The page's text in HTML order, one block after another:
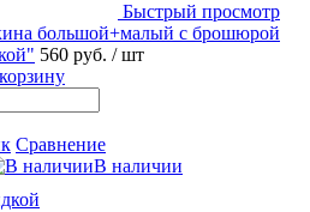
Быстрый просмотр
большой+малый с брошюрой
560 руб. / шт
Сравнение
В наличии